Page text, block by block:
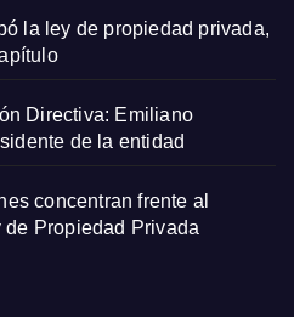
la ley de propiedad privada,
Directiva: Emiliano
de la entidad
concentran frente al
Propiedad Privada